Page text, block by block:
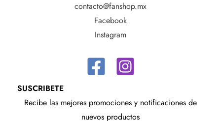
contacto@fanshop.mx
Facebook
Instagram
SUSCRIBETE
Recibe las mejores promociones y notificaciones de
nuevos productos